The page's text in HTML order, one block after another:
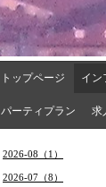
トップページ イン
パーティプラン 求
2026-08（1）
2026-07（8）